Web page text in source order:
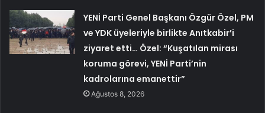
YENİ Parti Genel Başkanı Özgür Özel, PM
ve YDK üyeleriyle birlikte Anıtkabir’i
ziyaret etti… Özel: “Kuşatılan mirası
koruma görevi, YENİ Parti’nin
kadrolarına emanettir”
Ağustos 8, 2026